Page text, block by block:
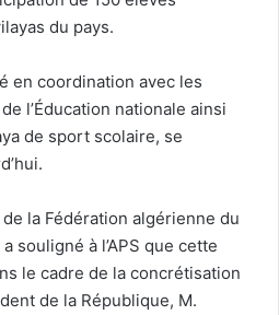
du pays.
en coordination avec les
l’Éducation nationale ainsi
de sport scolaire, se
la Fédération algérienne du
souligné à l’APS que cette
le cadre de la concrétisation
de la République, M.